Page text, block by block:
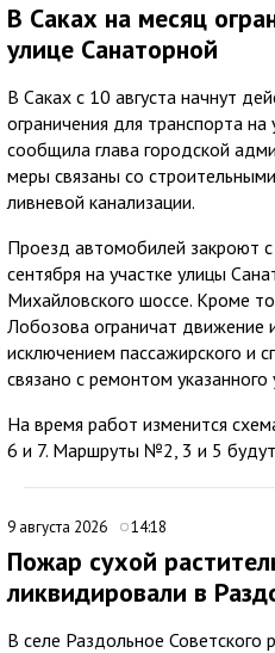
В Саках на месяц
улице Санаторной
В Саках с 10 августа начнут
ограничения для транспорта
сообщила глава городской
меры связаны со
ливневой канализации.
Проезд автомобилей закроют
сентября на участке улицы
Михайловского шоссе. Кроме
Лобозова ограничат движение
исключением пассажирского и
связано с ремонтом указанного
На время работ изменится
6 и 7. Маршруты №2, 3 и 5
9 августа 2026 14:18
Пожар сухой
ликвидировали в
В селе Раздольное Советского